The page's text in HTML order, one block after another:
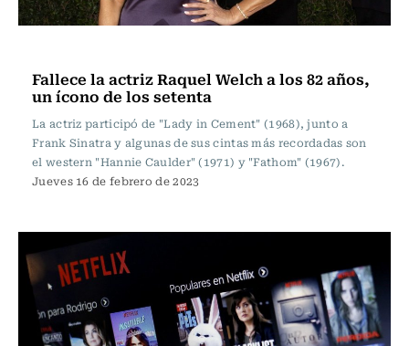
Fallece la actriz Raquel Welch a los 82 años,
un ícono de los setenta
La actriz participó de "Lady in Cement" (1968), junto a
Frank Sinatra y algunas de sus cintas más recordadas son
el western "Hannie Caulder" (1971) y "Fathom" (1967).
Jueves 16 de febrero de 2023